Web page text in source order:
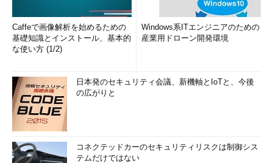
Caffeで画像解析を始めるための
基礎知識とインストール、基本的
な使い方 (1/2)
Windows系ITエンジニアのための
産業用ドローン開発環境
日本発のセキュリティ会議、新機軸とIoTと、今後
の広がりと
コネクテッドカーのセキュリティリスクは制御シス
テムだけではない